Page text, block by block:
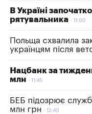
В Україні
рятувальника
11:00
Польща схвалила
українцям після
Нацбанк за
млн
11:45
БЕБ підозрює
млн грн
12:40